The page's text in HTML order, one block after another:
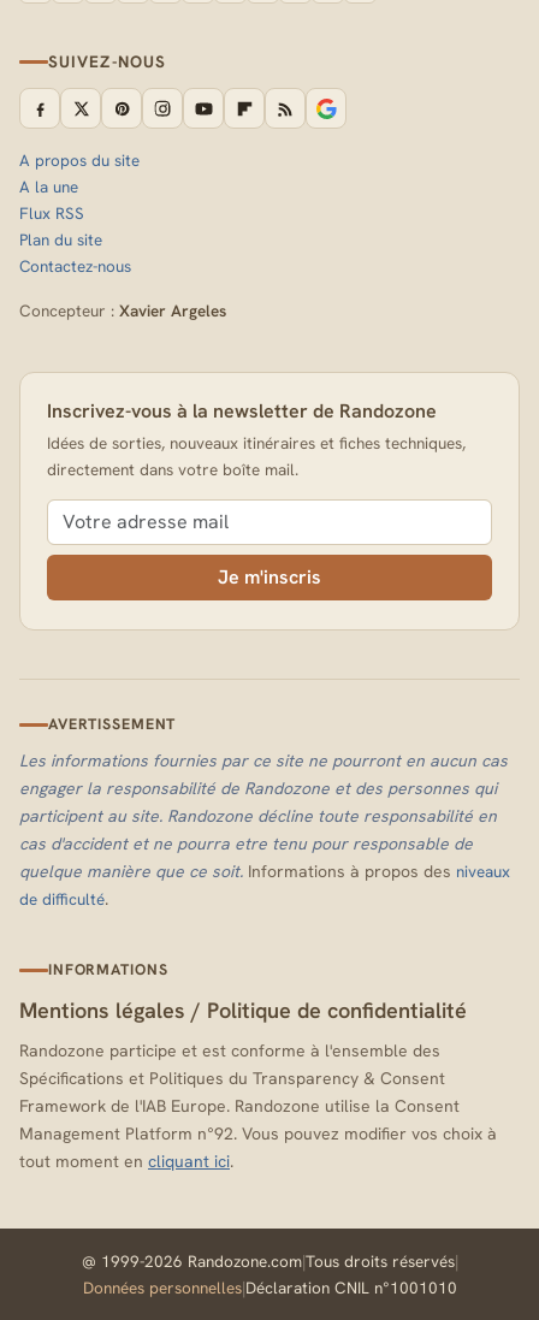
SUIVEZ-NOUS
A propos du site
A la une
Flux RSS
Plan du site
Contactez-nous
Concepteur : Xavier Argeles
Inscrivez-vous à la newsletter de Randozone
Idées de sorties, nouveaux itinéraires et fiches techniques,
directement dans votre boîte mail.
Je m'inscris
AVERTISSEMENT
Les informations fournies par ce site ne pourront en aucun cas
engager la responsabilité de Randozone et des personnes qui
participent au site. Randozone décline toute responsabilité en
cas d'accident et ne pourra etre tenu pour responsable de
quelque manière que ce soit. Informations à propos des niveaux
de difficulté.
INFORMATIONS
Mentions légales / Politique de confidentialité
Randozone participe et est conforme à l'ensemble des
Spécifications et Politiques du Transparency & Consent
Framework de l'IAB Europe. Randozone utilise la Consent
Management Platform n°92. Vous pouvez modifier vos choix à
tout moment en cliquant ici.
@ 1999-2026 Randozone.com|Tous droits réservés|
Données personnelles|Déclaration CNIL n°1001010